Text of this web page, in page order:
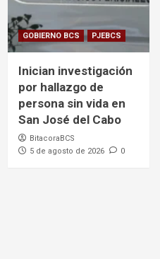
GOBIERNO BCS PJEBCS
Inician investigación
por hallazgo de
persona sin vida en
San José del Cabo
BitacoraBCS
5 de agosto de 2026
0